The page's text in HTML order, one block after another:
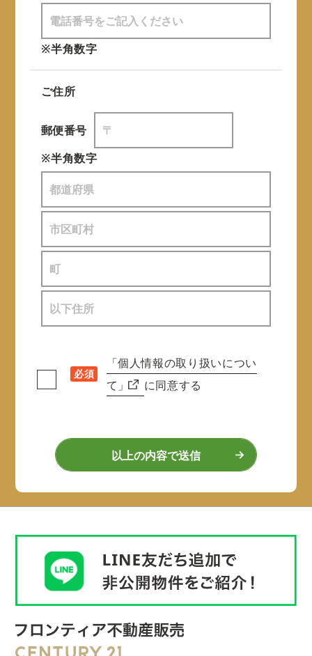
※半角数字
ご住所
郵便番号
※半角数字
必須
「個人情報の取り扱いについ
て」
に同意する
以上の内容で送信